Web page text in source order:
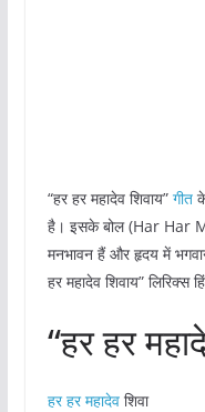
“हर हर महादेव शिवाय” गीतके
है। इसके बोल (Har Har
मनभावन हैं और हृदय में
हर महादेव शिवाय” लिरिक्स
“हर हर
हर हर महादेवशिवा